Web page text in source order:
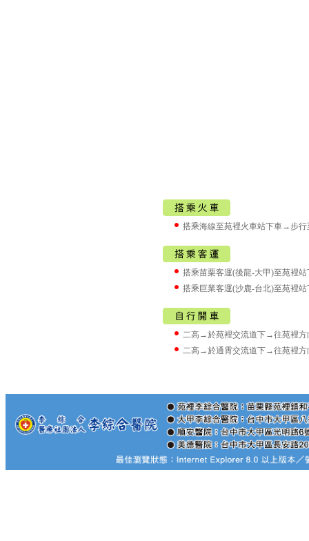
搭乘海線至苑裡火車站下車→步行
搭乘苗栗客運(後龍-大甲)至苑裡站
搭乘巨業客運(沙鹿-台北)至苑裡站
二高→於苑裡交流道下→往苑裡方
二高→於通霄交流道下→往苑裡方